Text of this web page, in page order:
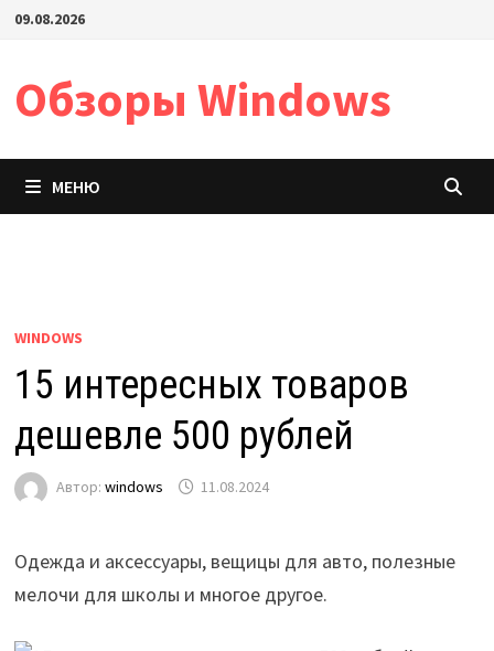
Перейти
содержимому
09.08.2026
Обзоры Windows
МЕНЮ
WINDOWS
15 интересных товаров
дешевле 500 рублей
Автор: windows 11.08.2024
Одежда и аксессуары, вещицы для авто, полезные
мелочи для школы и многое другое.